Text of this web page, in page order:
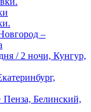
–
/ 2 ночи, Кунгур,
Белинский,